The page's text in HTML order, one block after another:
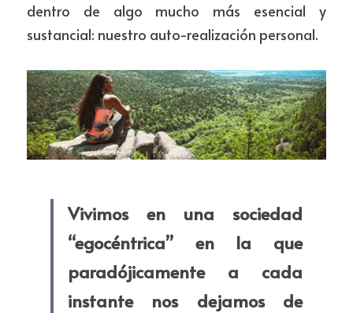
dentro de algo mucho más esencial y
sustancial: nuestro auto-realización personal.
Vivimos en una sociedad
“egocéntrica” en la que
paradójicamente a cada
instante nos dejamos de